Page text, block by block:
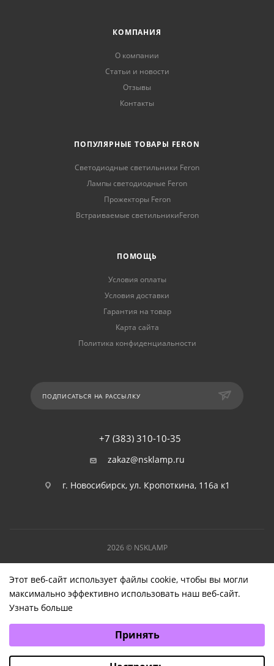
КОМПАНИЯ
О компании
Статьи и новости
Отзывы
Контакты
ПОПУЛЯРНЫЕ ТОВАРЫ FERON
Светодиодные светильники Feron
Лампы светодиодные Feron
Прожекторы Feron
Встраиваемые светильникиFeron
ПОМОЩЬ
Условия оплаты
Условия доставки
Гарантия на товар
Карта сайта
Политика конфиденциальности
ПОДПИСАТЬСЯ НА РАССЫЛКУ
+7 (383) 310-10-35
zakaz@nsklamp.ru
г. Новосибирск, ул. Кропоткина, 116а к1
2026 © NSKLAMP
Этот веб-сайт использует файлы cookie, чтобы вы могли
максимально эффективно использовать наш веб-сайт.
Узнать больше
Аналитические/Функциональные
Принять